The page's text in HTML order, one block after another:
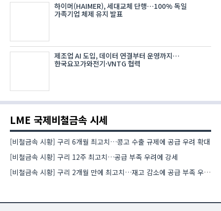
하이머(HAIMER), 세대교체 단행…100% 독일
가족기업 체제 유지 발표
제조업 AI 도입, 데이터 연결부터 운영까지…
한국요꼬가와전기·VNTG 협력
LME 국제비철금속 시세
[비철금속 시황] 구리 6개월 최고치…콩고 수출 규제에 공급 우려 확대
[비철금속 시황] 구리 12주 최고치…공급 부족 우려에 강세
[비철금속 시황] 구리 2개월 만에 최고치…재고 감소에 공급 부족 우려 확대